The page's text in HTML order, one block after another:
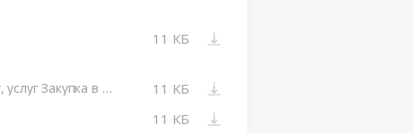
11 КБ
Протокол закупки товаров, работ, услуг Закупка в электронном магазине № 32514981122 11 КБ
11 КБ